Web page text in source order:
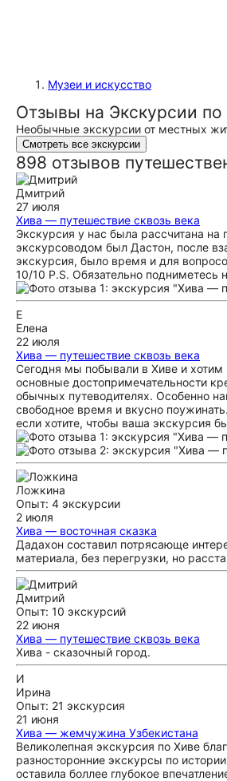
Музеи и искусство
Отзывы на Экскурсии
Необычные экскурсии от местных
Смотреть все экскурсии
898 отзывов
Дмитрий
27 июля
Хива — путешествие сквозь века
Экскурсия у нас была рассчитана
экскурсоводом был Дастон, после
экскурсия, было время и для
10/10 P.S. Обязательно подниметесь
Е
Елена
22 июля
Хива — путешествие сквозь века
Сегодня мы побывали в Хиве и хотим
основные достопримечательности
обычных путеводителях. Особенно
свободное время и вкусно
если хотите, чтобы ваша
Ложкина
Опыт: 4 экскурсии
2 июля
Хива — восточная сказка
Дадахон составил потрясающе
материала, без перегрузки, но
Дмитрий
Опыт: 10 экскурсий
22 июня
Хива — путешествие сквозь века
Хива - сказочный город.
И
Ирина
Опыт: 21 экскурсия
21 июня
Хива — жемчужина Узбекистана
Великолепная экскурсия по Хиве
разносторонние экскурсы по
оставила боллее глубокое